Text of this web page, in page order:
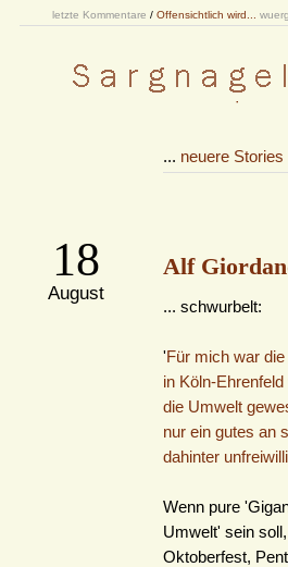
letzte Kommentare / Offensichtlich wird... wuerg
... neuere Stories
18
August
Alf
... schwurbelt:
'Für mich war
in Köln-
die Umwelt
nur ein gutes an
dahinter
Wenn pure
Umwelt' sein
Oktoberfest,